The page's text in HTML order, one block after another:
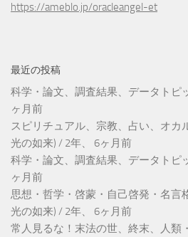
https://ameblo.jp/oracleangel-et
最近の投稿
科学・論文、調査結果、データトピ
ヶ月前
スピリチュアル、宗教、占い、オカ
光の如来) / 2年、 6ヶ月前
科学・論文、調査結果、データトピ
ヶ月前
思想・哲学・啓蒙・自己啓発・名言
光の如来) / 2年、 6ヶ月前
常人見るな！末法の世、終末、人類